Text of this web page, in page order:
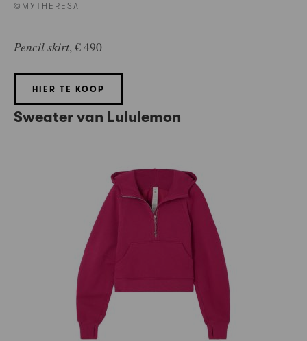
©MYTHERESA
Pencil skirt, € 490
HIER TE KOOP
Sweater van Lululemon